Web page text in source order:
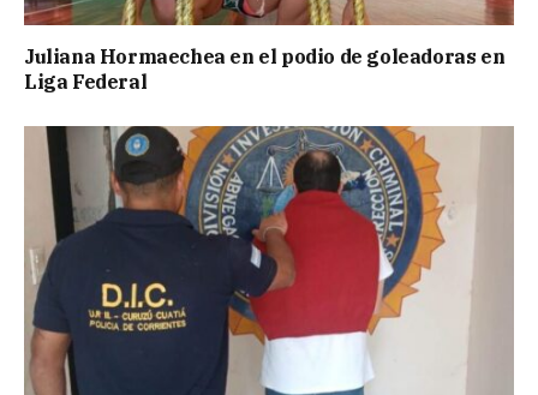
Juliana Hormaechea en el podio de goleadoras en
Liga Federal